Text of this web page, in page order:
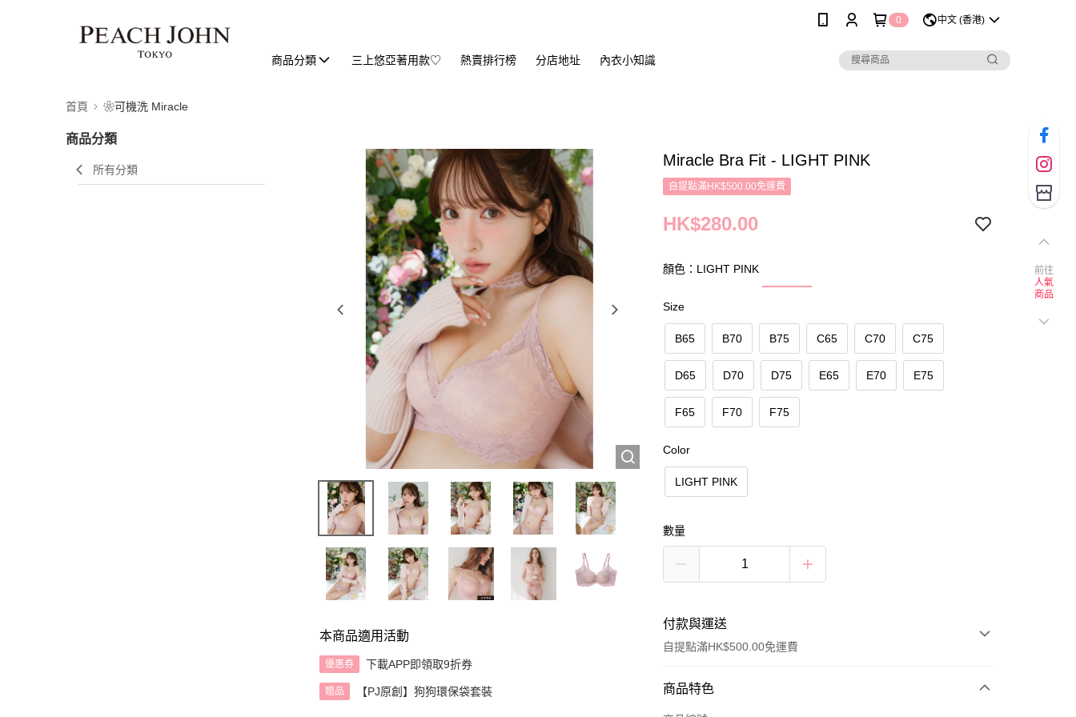
0 中文 (香港)
商品分類 三上悠亞著用款♡ 熱賣排行榜 分店地址 內衣小知識
首頁 ❀可機洗 Miracle
商品分類
所有分類
本商品適用活動
優惠券 下載APP即領取9折券
贈品 【PJ原創】狗狗環保袋套裝
Miracle Bra Fit - LIGHT PINK
自提點滿HK$500.00免運費
HK$280.00
顏色：LIGHT PINK
Size
B65 B70 B75 C65 C70 C75
D65 D70 D75 E65 E70 E75
F65 F70 F75
Color
LIGHT PINK
數量
付款與運送
自提點滿HK$500.00免運費
付款方式
商品特色
前往
人氣
商品